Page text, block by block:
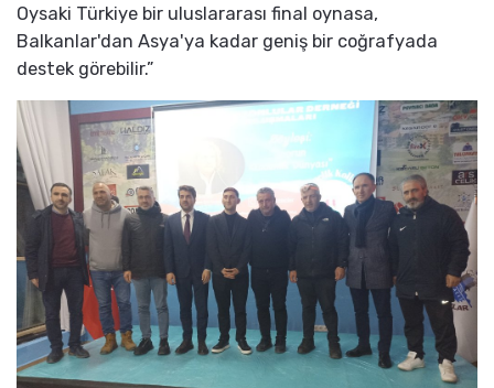
Oysaki Türkiye bir uluslararası final oynasa,
Balkanlar'dan Asya'ya kadar geniş bir coğrafyada
destek görebilir.”